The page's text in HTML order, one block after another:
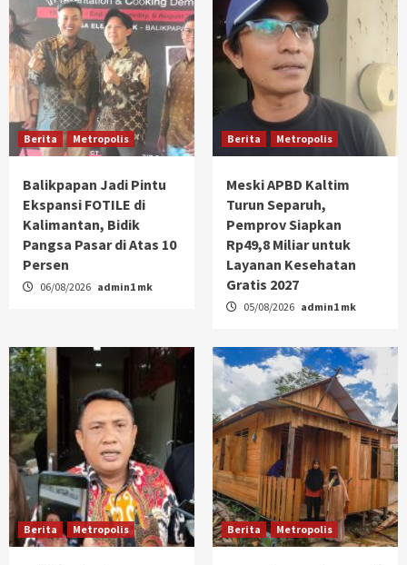
Berita Metropolis
Balikpapan Jadi Pintu
Ekspansi FOTILE di
Kalimantan, Bidik
Pangsa Pasar di Atas 10
Persen
06/08/2026 admin1 mk
Berita Metropolis
Meski APBD Kaltim
Turun Separuh,
Pemprov Siapkan
Rp49,8 Miliar untuk
Layanan Kesehatan
Gratis 2027
05/08/2026 admin1 mk
Berita Metropolis Berita Metropolis